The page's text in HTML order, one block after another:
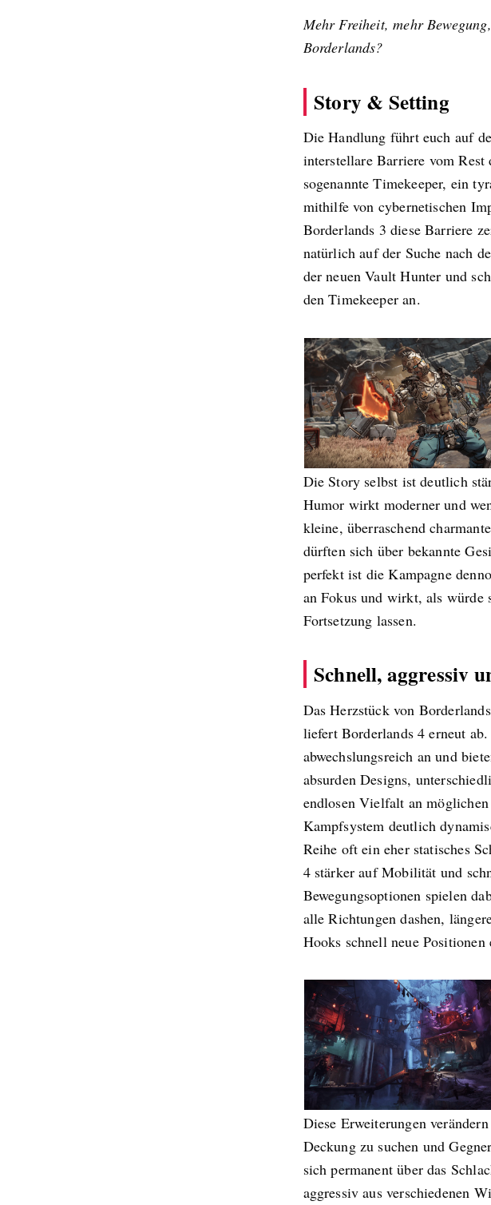
Mehr Freiheit, mehr
Borderlands?
Story & Setting
Die Handlung führt euch auf
interstellare Barriere vom
sogenannte Timekeeper, ein
mithilfe von cybernetischen
Borderlands 3 diese Barriere
natürlich auf der Suche nach
der neuen Vault Hunter und
den Timekeeper an.
Die Story selbst ist deutlich
Humor wirkt moderner und
kleine, überraschend
dürften sich über bekannte
perfekt ist die Kampagne
an Fokus und wirkt, als würde
Fortsetzung lassen.
Schnell, aggressiv
Das Herzstück von
liefert Borderlands 4 erneut
abwechslungsreich an und
absurden Designs,
endlosen Vielfalt an
Kampfsystem deutlich
Reihe oft ein eher statisches
4 stärker auf Mobilität und
Bewegungsoptionen spielen
alle Richtungen dashen,
Hooks schnell neue
Diese Erweiterungen
Deckung zu suchen und
sich permanent über das
aggressiv aus verschiedenen